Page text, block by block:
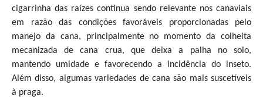
cigarrinha das raízes continua sendo relevante nos canaviais
em razão das condições favoráveis proporcionadas pelo
manejo da cana, principalmente no momento da colheita
mecanizada de cana crua, que deixa a palha no solo,
mantendo umidade e favorecendo a incidência do inseto.
Além disso, algumas variedades de cana são mais suscetíveis
à praga.